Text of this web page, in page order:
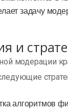
задачу
и
модерации
алгоритмов